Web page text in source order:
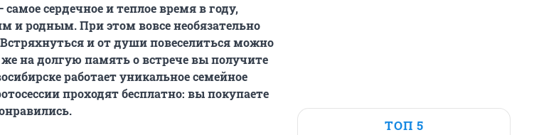
сердечное и теплое время в году,
и родным. При этом вовсе необязательно
Встряхнуться и от души повеселиться можно
на долгую память о встрече вы получите
работает уникальное семейное
проходят бесплатно: вы покупаете
ТОП 5